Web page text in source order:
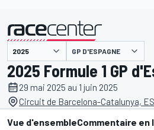
présenté par GP D'ESPAGNE
2025 Formule 1 GP
29 mai 2025 au 1 juin 2025
Circuit de Barcelona-Catalunya, ES
Vue d'ensembleCommentaire en